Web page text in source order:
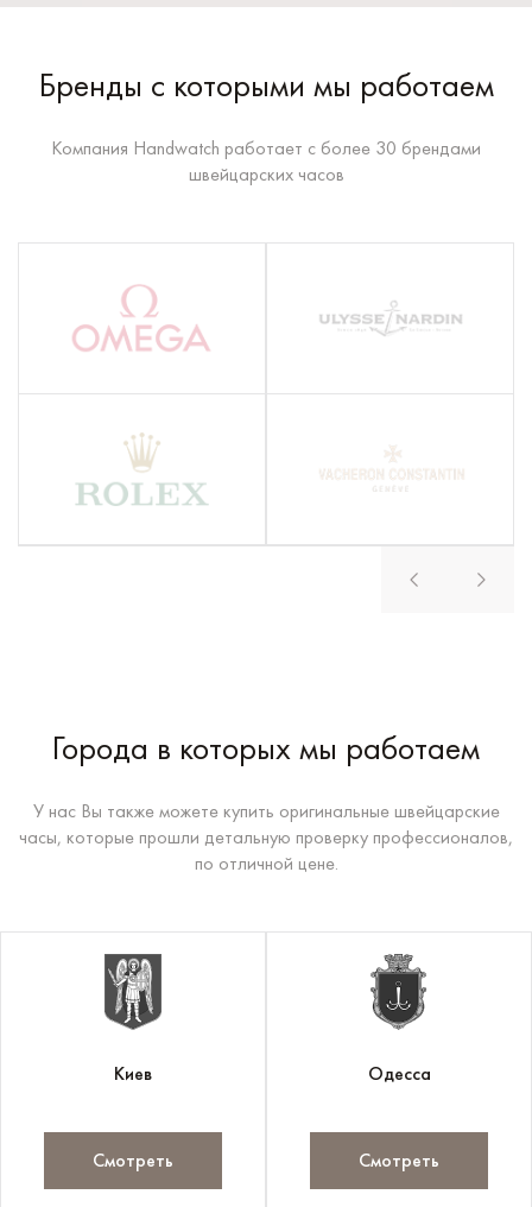
Бренды с которыми мы работаем
Компания Handwatch работает с более 30 брендами
швейцарских часов
Города в которых мы работаем
У нас Вы также можете купить оригинальные швейцарские
часы, которые прошли детальную проверку профессионалов,
по отличной цене.
Киев
Смотреть
Одесса
Смотреть